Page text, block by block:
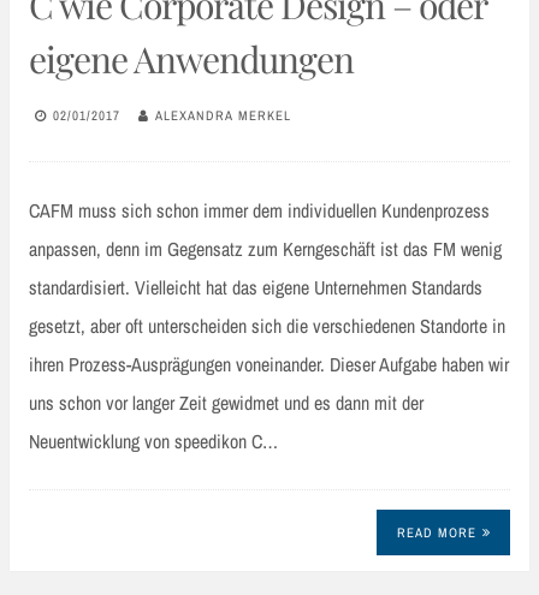
eigene Anwendungen
02/01/2017 ALEXANDRA MERKEL
CAFM muss sich schon immer dem individuellen Kundenprozess
anpassen, denn im Gegensatz zum Kerngeschäft ist das FM wenig
standardisiert. Vielleicht hat das eigene Unternehmen Standards
gesetzt, aber oft unterscheiden sich die verschiedenen Standorte in
ihren Prozess-Ausprägungen voneinander. Dieser Aufgabe haben wir
uns schon vor langer Zeit gewidmet und es dann mit der
Neuentwicklung von speedikon C…
READ MORE